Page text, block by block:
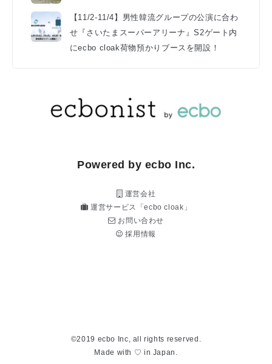
【11/2-11/4】男性韓流グループの公演に合わ
せ『さいたまスーパーアリーナ』S2ゲート内
にecbo cloak荷物預かりブースを開設！
Powered by ecbo Inc.
運営会社
運営サービス「ecbo cloak」
お問い合わせ
採用情報
©2019 ecbo Inc, all rights reserved.
Made with ♡ in Japan.